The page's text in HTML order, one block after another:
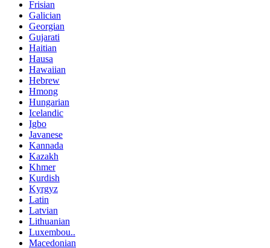
Frisian
Galician
Georgian
Gujarati
Haitian
Hausa
Hawaiian
Hebrew
Hmong
Hungarian
Icelandic
Igbo
Javanese
Kannada
Kazakh
Khmer
Kurdish
Kyrgyz
Latin
Latvian
Lithuanian
Luxembou..
Macedonian